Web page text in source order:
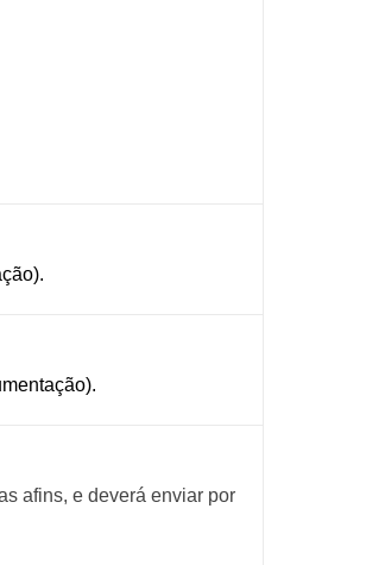
afins, e deverá enviar por